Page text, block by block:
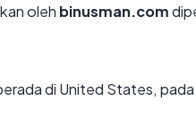
oleh binusman.com
di United States,